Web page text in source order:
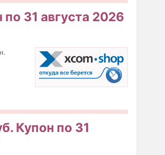
31 августа 2026
Купон по 31